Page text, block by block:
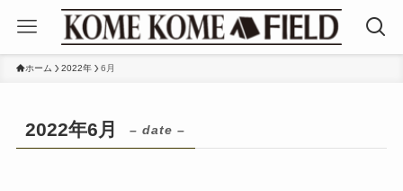
ホーム 2022年 6月
2022年6月 – date –